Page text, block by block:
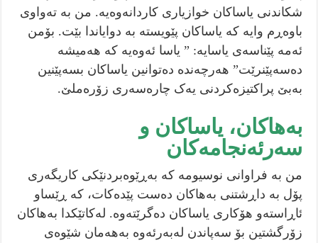
شکاندنی یاساکان خوازیاری کاردانەوەیە. من بە تەواوی
باوەڕم وایە کە یاساکان پێویستە بە دوایاندا بێت. بۆمن
ئەمە پێناسەی یاسایە: ” یاسا ئەوەیە کە هەمیشە
دەسەپێنرێت” هەرچەندە دەتوانین یاساکان بسەپێنین
بەبێ پراکتیزەکردنی یەک چارەسەری زۆرەملێ.
بەهاکان، یاساکان و
سەرئەنجامەکان
من بە فراوانی نوسیومە کە بەڕێوەبردنێکی کاریگەری
پۆل بە داڕشتنی بەهاکان دەست پێدەکات، کە ڕێساو
ئاڕاستەو هۆکاری یاساکان دەگرێتەوە. لەکاتێکدا بەهاکان
زۆرگشتین بۆ سەپاندن لەبەرئەوە بەهەمان شێوەی